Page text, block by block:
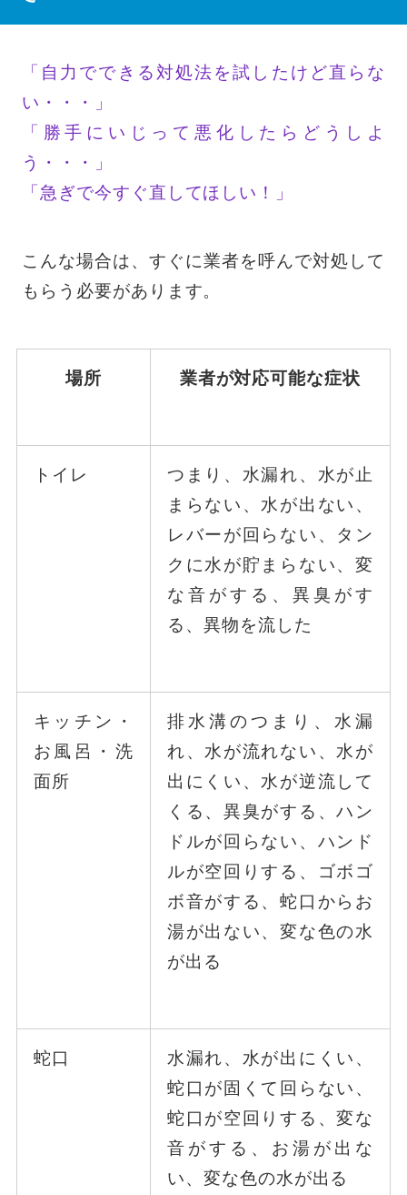
「自力でできる対処法を試したけど直らな
い・・・」
「勝手にいじって悪化したらどうしよ
う・・・」
「急ぎで今すぐ直してほしい！」
こんな場合は、すぐに業者を呼んで対処して
もらう必要があります。
場所 業者が対応可能な症状
トイレ
つまり、水漏れ、水が止
まらない、水が出ない、
レバーが回らない、タン
クに水が貯まらない、変
な音がする、異臭がす
る、異物を流した
キッチン・
お風呂・洗
面所
排水溝のつまり、水漏
れ、水が流れない、水が
出にくい、水が逆流して
くる、異臭がする、ハン
ドルが回らない、ハンド
ルが空回りする、ゴボゴ
ボ音がする、蛇口からお
湯が出ない、変な色の水
が出る
蛇口
水漏れ、水が出にくい、
蛇口が固くて回らない、
蛇口が空回りする、変な
音がする、お湯が出な
い、変な色の水が出る